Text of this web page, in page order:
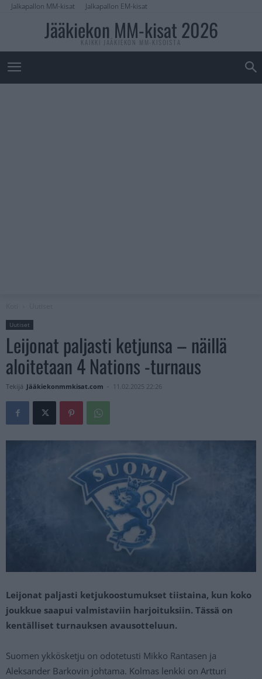
Jalkapallon MM-kisat Jalkapallon EM-kisat
Jääkiekon MM-kisat 2026
KAIKKI JÄÄKIEKON MM-KISOISTA
Uutiset
Leijonat paljasti ketjunsa – näillä
aloitetaan 4 Nations -turnaus
Tekijä Jääkiekonmmkisat.com - 11.02.2025 22:26
Leijonat paljasti ketjukoostumukset tiistaina, kun koko
joukkue saapui valmistaviin harjoituksiin. Tässä on
kentälliset turnauksen avausotteluun.
Suomen ykkösketju on odotetusti Mikko Rantasen ja
Aleksander Barkovin johtama. Kolmas lenkki on Artturi